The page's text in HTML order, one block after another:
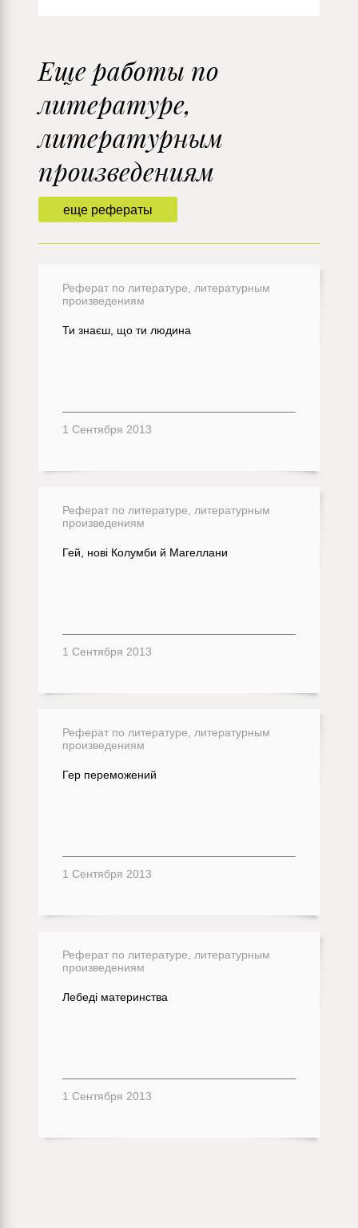
еще рефераты
Еще работы по
литературе,
литературным
произведениям
Реферат по литературе, литературным
произведениям
Ти знаєш, що ти людина
1 Сентября 2013
Реферат по литературе, литературным
произведениям
Гей, нові Колумби й Магеллани
1 Сентября 2013
Реферат по литературе, литературным
произведениям
Гер переможений
1 Сентября 2013
Реферат по литературе, литературным
произведениям
Лебеді материнства
1 Сентября 2013